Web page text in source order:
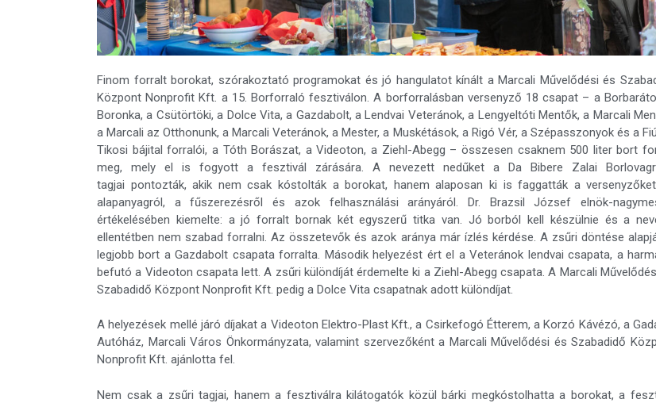
Finom forralt borokat, szórakoztató programokat és jó hangulatot kínált a Marcali Művelődési és
Központ Nonprofit Kft. a 15. Borforraló fesztiválon. A borforralásban versenyző 18 csapat – a
Boronka, a Csütörtöki, a Dolce Vita, a Gazdabolt, a Lendvai Veteránok, a Lengyeltóti Mentők, a Marcali
a Marcali az Otthonunk, a Marcali Veteránok, a Mester, a Muskétások, a Rigó Vér, a Szépasszonyok és a
Tikosi bájital forralói, a Tóth Borászat, a Videoton, a Ziehl-Abegg – összesen csaknem 500 liter bort
meg, mely el is fogyott a fesztivál zárására. A nevezett nedűket a Da Bibere Zalai
tagjai pontozták, akik nem csak kóstolták a borokat, hanem alaposan ki is faggatták a
alapanyagról, a fűszerezésről és azok felhasználási arányáról. Dr. Brazsil József elnök-
értékelésében kiemelte: a jó forralt bornak két egyszerű titka van. Jó borból kell készülnie és a
ellentétben nem szabad forralni. Az összetevők és azok aránya már ízlés kérdése. A zsűri döntése
legjobb bort a Gazdabolt csapata forralta. Második helyezést ért el a Veteránok lendvai csapata, a
befutó a Videoton csapata lett. A zsűri különdíját érdemelte ki a Ziehl-Abegg csapata. A Marcali
Szabadidő Központ Nonprofit Kft. pedig a Dolce Vita csapatnak adott különdíjat.
A helyezések mellé járó díjakat a Videoton Elektro-Plast Kft., a Csirkefogó Étterem, a Korzó Kávézó, a
Autóház, Marcali Város Önkormányzata, valamint szervezőként a Marcali Művelődési és Szabadidő
Nonprofit Kft. ajánlotta fel.
Nem csak a zsűri tagjai, hanem a fesztiválra kilátogatók közül bárki megkóstolhatta a borokat, a